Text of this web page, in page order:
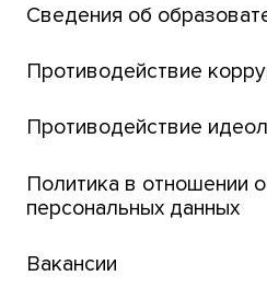
Парк
Английский для всех
ТГУ
Интернет-лицей
Открытые онлайн-курсы
Платежи онлайн
Сведения об
Противодействие
Противодействие
Политика в отношении
персональных данных
Вакансии